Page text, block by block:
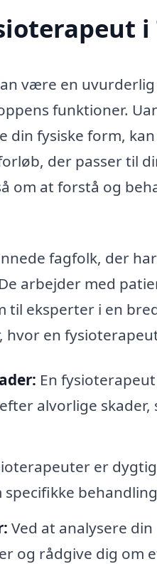
være en
funktioner.
din fysiske form,
der passer til
om at forstå og
fagfolk, der
arbejder med
til eksperter i en
hvor en
En
alvorlige
er
Ved at analysere
og rådgive dig om